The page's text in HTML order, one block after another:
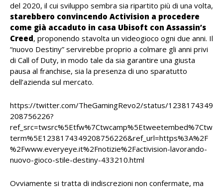
del 2020, il cui sviluppo sembra sia ripartito più di una volta,
starebbero convincendo Activision a procedere
come già accaduto in casa Ubisoft con Assassin’s
Creed, proponendo stavolta un videogioco ogni due anni. Il
“nuovo Destiny” servirebbe proprio a colmare gli anni privi
di Call of Duty, in modo tale da sia garantire una giusta
pausa al franchise, sia la presenza di uno sparatutto
dell’azienda sul mercato.
https://twitter.com/TheGamingRevo2/status/1238174349
208756226?
ref_src=twsrc%5Etfw%7Ctwcamp%5Etweetembed%7Ctw
term%5E1238174349208756226&ref_url=https%3A%2F
%2Fwww.everyeye.it%2Fnotizie%2Factivision-lavorando-
nuovo-gioco-stile-destiny-433210.html
Ovviamente si tratta di indiscrezioni non confermate, ma